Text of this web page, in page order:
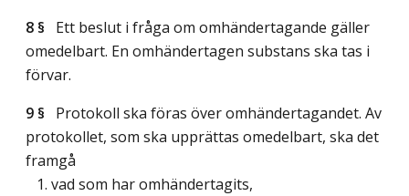
8 § Ett beslut i fråga om omhändertagande gäller
omedelbart. En omhändertagen substans ska tas i
förvar.
9 § Protokoll ska föras över omhändertagandet. Av
protokollet, som ska upprättas omedelbart, ska det
framgå
1. vad som har omhändertagits,